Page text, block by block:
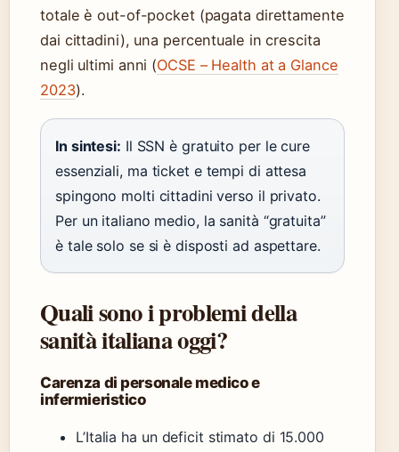
totale è out-of-pocket (pagata direttamente
dai cittadini), una percentuale in crescita
negli ultimi anni (OCSE – Health at a Glance
2023).
In sintesi: Il SSN è gratuito per le cure
essenziali, ma ticket e tempi di attesa
spingono molti cittadini verso il privato.
Per un italiano medio, la sanità “gratuita”
è tale solo se si è disposti ad aspettare.
Quali sono i problemi della
sanità italiana oggi?
Carenza di personale medico e
infermieristico
L’Italia ha un deficit stimato di 15.000